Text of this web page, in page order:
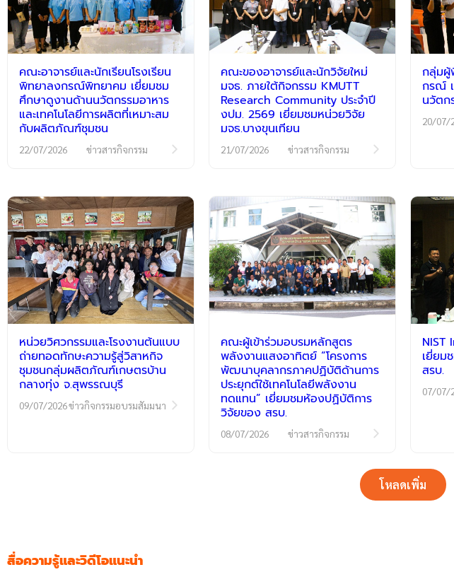
คณะอาจารย์และนักเรียนโรงเรียน
พิทยาลงกรณ์พิทยาคม เยี่ยมชม
ศึกษาดูงานด้านนวัตกรรมอาหาร
และเทคโนโลยีการผลิตที่เหมาะสม
กับผลิตภัณฑ์ชุมชน
22/07/2026 ข่าวสารกิจกรรม
คณะของอาจารย์และนักวิจัยใหม่
มจธ. ภายใต้กิจกรรม KMUTT
Research Community ประจำปี
งปม. 2569 เยี่ยมชมหน่วยวิจัย
มจธ.บางขุนเทียน
21/07/2026 ข่าวสารกิจกรรม
กลุ่มผู้
กรณ์
นวัตก
20/07/
หน่วยวิศวกรรมและโรงงานต้นแบบ
ถ่ายทอดทักษะความรู้สู่วิสาหกิจ
ชุมชนกลุ่มผลิตภัณฑ์เกษตรบ้าน
กลางทุ่ง จ.สุพรรณบุรี
09/07/2026ข่าวกิจกรรมอบรมสัมมนา
คณะผู้เข้าร่วมอบรมหลักสูตร
พลังงานแสงอาทิตย์ “โครงการ
พัฒนาบุคลากรภาคปฏิบัติด้านการ
ประยุกต์ใช้เทคโนโลยีพลังงาน
ทดแทน” เยี่ยมชมห้องปฏิบัติการ
วิจัยของ สรบ.
08/07/2026 ข่าวสารกิจกรรม
NIST
เยี่ยม
สรบ.
07/07/
โหลดเพิ่ม
สื่อความรู้และวิดีโอแนะนำ